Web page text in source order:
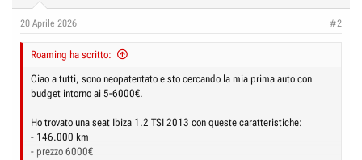
20 Aprile 2026 #2
Roaming ha scritto:
Ciao a tutti, sono neopatentato e sto cercando la mia prima auto con
budget intorno ai 5-6000€.
Ho trovato una seat Ibiza 1.2 TSI 2013 con queste caratteristiche:
- 146.000 km
- prezzo 6000€